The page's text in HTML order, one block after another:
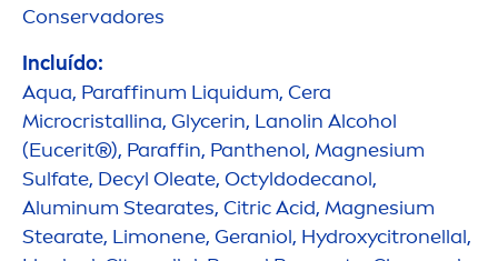
Conservadores
Incluído:
Aqua, Paraffinum Liquidum, Cera
Microcristallina, Glycerin, Lanolin Alcohol
(Eucerit®), Paraffin, Panthenol, Magnesium
Sulfate, Decyl Oleate, Octyldodecanol,
Aluminum Stearates, Citric Acid, Magnesium
Stearate, Limonene, Geraniol, Hydroxycitronellal,